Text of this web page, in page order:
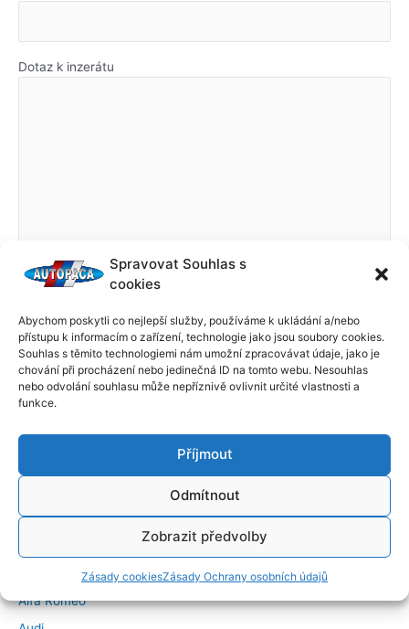
Spravovat Souhlas s
cookies
Abychom poskytli co nejlepší služby, používáme k ukládání a/nebo
přístupu k informacím o zařízení, technologie jako jsou soubory cookies.
Souhlas s těmito technologiemi nám umožní zpracovávat údaje, jako je
chování při procházení nebo jedinečná ID na tomto webu. Nesouhlas
nebo odvolání souhlasu může nepříznivě ovlivnit určité vlastnosti a
funkce.
Příjmout
Odmítnout
Zobrazit předvolby
Zásady cookiesZásady Ochrany osobních údajů
Dotaz k inzerátu
Značky vozidel
Alfa Romeo